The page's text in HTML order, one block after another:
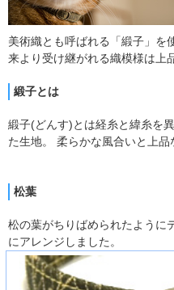
美術織とも呼ばれる「緞子」を
来より受け継がれる織模様は上
緞子とは
緞子(どんす)とは経糸と緯糸を
た生地。 柔らかな風合いと上品
松葉
松の葉がちりばめられたように
にアレンジしました。